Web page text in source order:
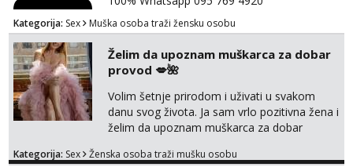
Zara
tel:0,93€ - mob:1,12€ min
Čekam tvoj poziv!
Tel:064/677-677
tel:0,93€ - mob:1,12€ min
Kategorija: Sex Muška osoba traži žensku osobu
Želim da upoznam muškarca za dobar
provod 💋🌺
Volim šetnje prirodom i uživati u svakom
danu svog života. Ja sam vrlo pozitivna žena i
želim da upoznam muškarca za dobar
na link ispod i nadji me tamo, cekam te!
Kategorija: Sex Ženska osoba traži mušku osobu